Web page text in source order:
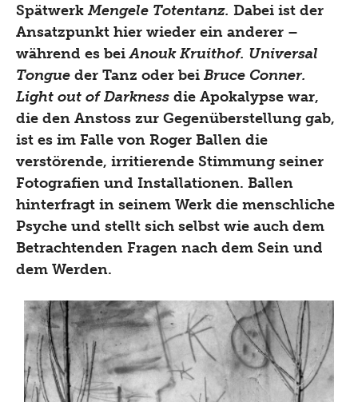
SpätwerkMengele Totentanz. Dabei ist der
Ansatzpunkt hier wieder ein anderer –
während es beiAnouk Kruithof. Universal
Tongue der Tanz oder bei Bruce Conner.
Light out of Darkness die Apokalypse war,
die den Anstoss zur Gegenüberstellung gab,
ist es im Falle von Roger Ballen die
verstörende, irritierende Stimmung seiner
Fotografien und Installationen. Ballen
hinterfragt in seinem Werk die menschliche
Psyche und stellt sich selbst wie auch dem
Betrachtenden Fragen nach dem Sein und
dem Werden.